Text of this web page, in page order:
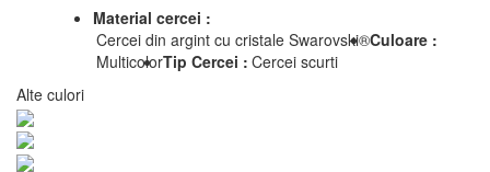
Material cercei :
Cercei din argint cu cristale Swarovski®Culoare :
MulticolorTip Cercei : Cercei scurti
Alte culori